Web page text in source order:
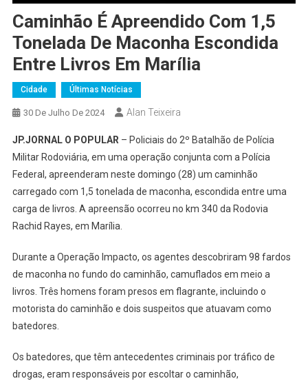
Caminhão É Apreendido Com 1,5
Tonelada De Maconha Escondida
Entre Livros Em Marília
Cidade Últimas Notícias
30 De Julho De 2024 Alan Teixeira
JP.JORNAL O POPULAR– Policiais do 2º Batalhão de Polícia
Militar Rodoviária, em uma operação conjunta com a Polícia
Federal, apreenderam neste domingo (28) um caminhão
carregado com 1,5 tonelada de maconha, escondida entre uma
carga de livros. A apreensão ocorreu no km 340 da Rodovia
Rachid Rayes, em Marília.
Durante a Operação Impacto, os agentes descobriram 98 fardos
de maconha no fundo do caminhão, camuflados em meio a
livros. Três homens foram presos em flagrante, incluindo o
motorista do caminhão e dois suspeitos que atuavam como
batedores.
Os batedores, que têm antecedentes criminais por tráfico de
drogas, eram responsáveis por escoltar o caminhão,